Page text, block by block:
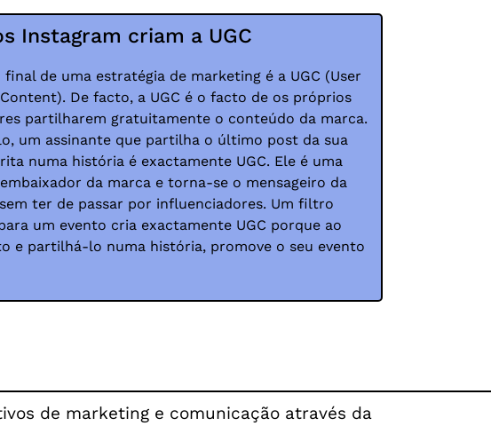
Instagram criam a UGC
final de uma estratégia de marketing é a UGC (User
De facto, a UGC é o facto de os próprios
partilharem gratuitamente o conteúdo da marca.
um assinante que partilha o último post da sua
numa história é exactamente UGC. Ele é uma
da marca e torna-se o mensageiro da
ter de passar por influenciadores. Um filtro
um evento cria exactamente UGC porque ao
e partilhá-lo numa história, promove o seu evento
de marketing e comunicação através da